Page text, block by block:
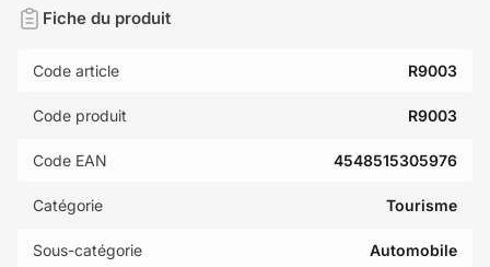
Fiche du produit
Code article R9003
Code produit R9003
Code EAN 4548515305976
Catégorie Tourisme
Sous-catégorie Automobile